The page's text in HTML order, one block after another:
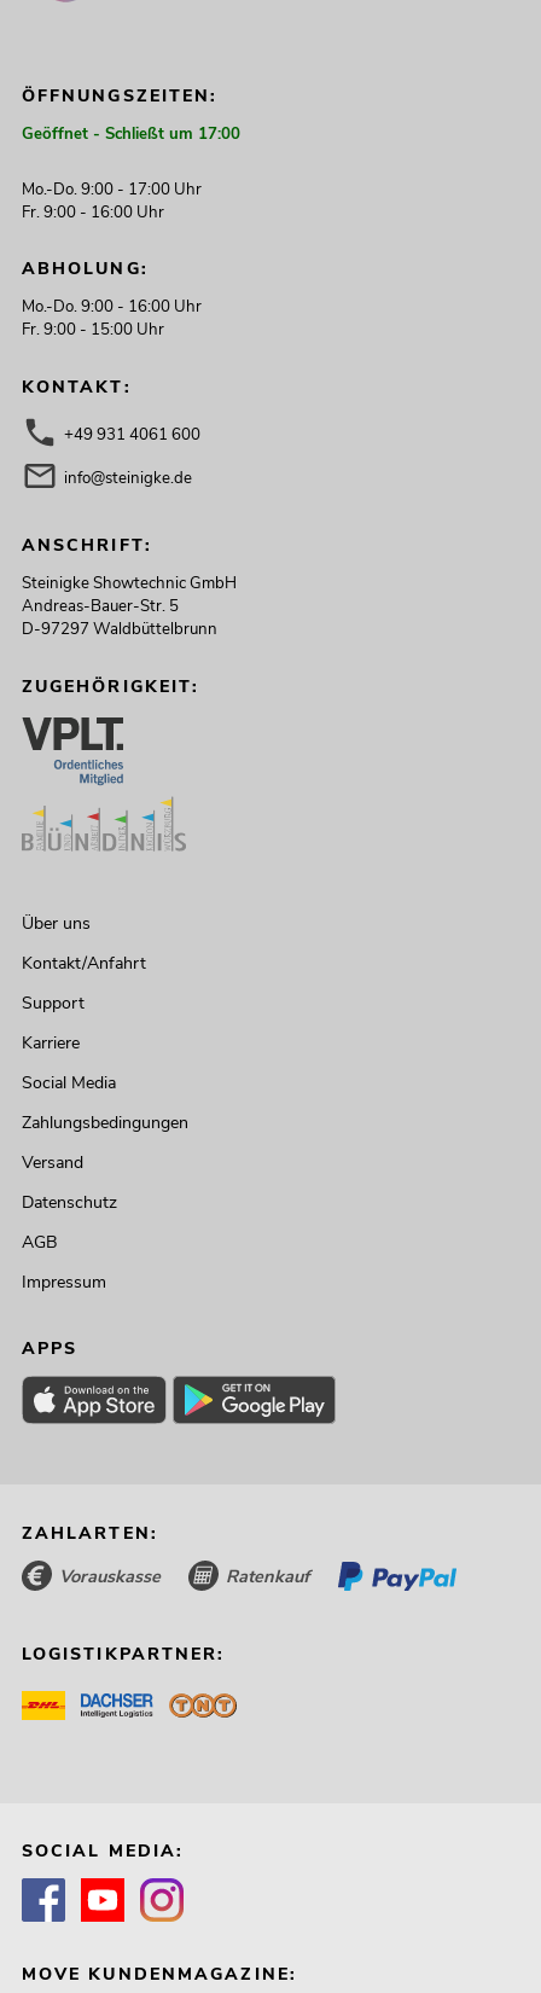
ÖFFNUNGSZEITEN:
Geöffnet - Schließt um 17:00
Mo.-Do. 9:00 - 17:00 Uhr
Fr. 9:00 - 16:00 Uhr
ABHOLUNG:
Mo.-Do. 9:00 - 16:00 Uhr
Fr. 9:00 - 15:00 Uhr
KONTAKT:
+49 931 4061 600
info@steinigke.de
ANSCHRIFT:
Steinigke Showtechnic GmbH
Andreas-Bauer-Str. 5
D-97297 Waldbüttelbrunn
ZUGEHÖRIGKEIT:
Über uns
Kontakt/Anfahrt
Support
Karriere
Social Media
Zahlungsbedingungen
Versand
Datenschutz
AGB
Impressum
APPS
ZAHLARTEN:
Vorauskasse Ratenkauf
LOGISTIKPARTNER:
SOCIAL MEDIA:
MOVE KUNDENMAGAZINE: